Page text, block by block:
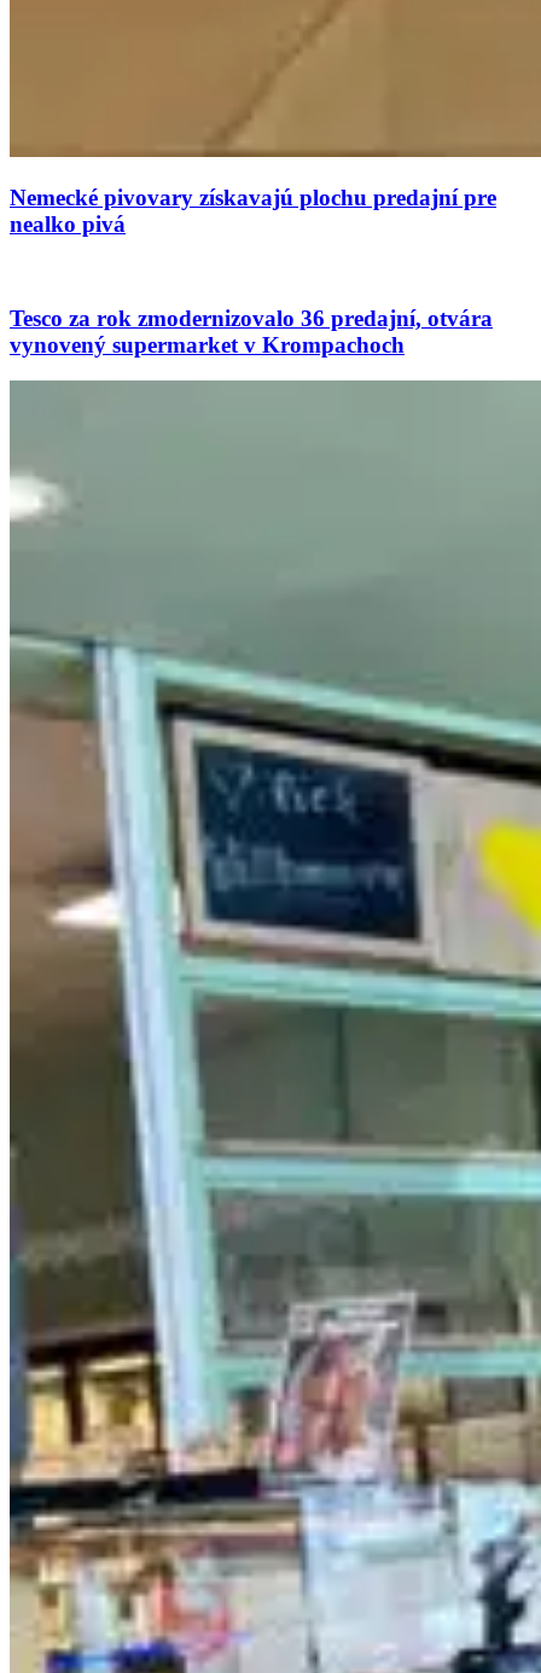
Nemecké pivovary získavajú plochu predajní pre
nealko pivá
Tesco za rok zmodernizovalo 36 predajní, otvára
vynovený supermarket v Krompachoch